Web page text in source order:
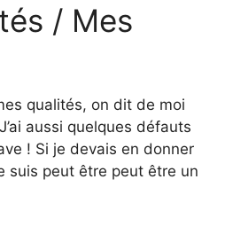
/ Mes
qualités, on dit de moi
aussi quelques défauts
! Si je devais en donner
suis peut être peut être un